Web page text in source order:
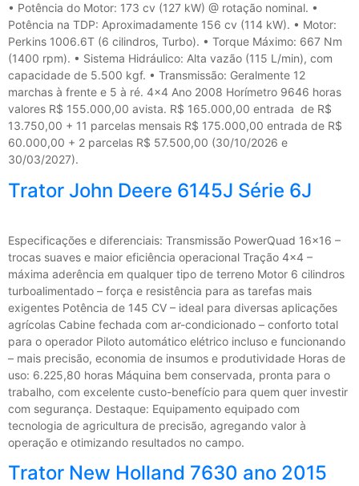
• Potência do Motor: 173 cv (127 kW) @ rotação nominal. •
Potência na TDP: Aproximadamente 156 cv (114 kW). • Motor:
Perkins 1006.6T (6 cilindros, Turbo). • Torque Máximo: 667 Nm
(1400 rpm). • Sistema Hidráulico: Alta vazão (115 L/min), com
capacidade de 5.500 kgf. • Transmissão: Geralmente 12
marchas à frente e 5 à ré. 4×4 Ano 2008 Horímetro 9646 horas
valores R$ 155.000,00 avista. R$ 165.000,00 entrada de R$
13.750,00 + 11 parcelas mensais R$ 175.000,00 entrada de R$
60.000,00 + 2 parcelas R$ 57.500,00 (30/10/2026 e
30/03/2027).
Trator John Deere 6145J Série 6J
Especificações e diferenciais: Transmissão PowerQuad 16×16 –
trocas suaves e maior eficiência operacional Tração 4×4 –
máxima aderência em qualquer tipo de terreno Motor 6 cilindros
turboalimentado – força e resistência para as tarefas mais
exigentes Potência de 145 CV – ideal para diversas aplicações
agrícolas Cabine fechada com ar-condicionado – conforto total
para o operador Piloto automático elétrico incluso e funcionando
– mais precisão, economia de insumos e produtividade Horas de
uso: 6.225,80 horas Máquina bem conservada, pronta para o
trabalho, com excelente custo-benefício para quem quer investir
com segurança. Destaque: Equipamento equipado com
tecnologia de agricultura de precisão, agregando valor à
operação e otimizando resultados no campo.
Trator New Holland 7630 ano 2015